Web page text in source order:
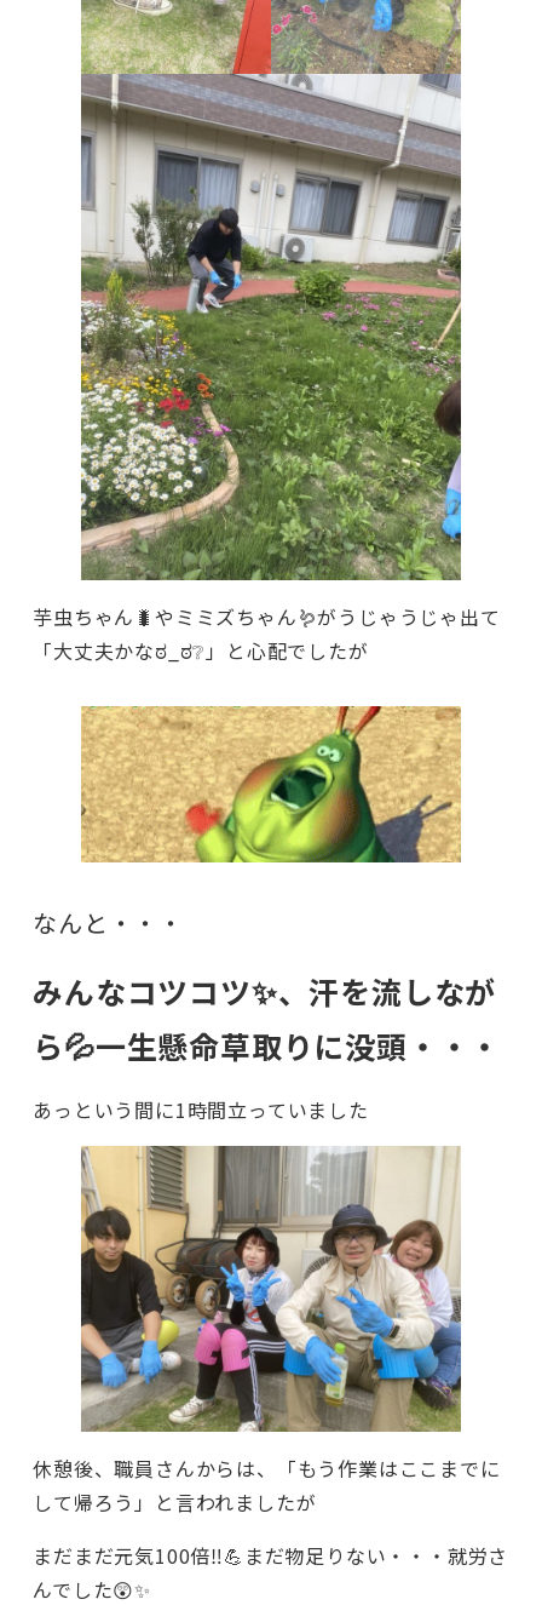
芋虫ちゃん🐛やミミズちゃん🪱がうじゃうじゃ出て
「大丈夫かなಠ_ಠ❔」と心配でしたが
なんと・・・
みんなコツコツ✨、汗を流しなが
ら💦一生懸命草取りに没頭・・・
あっという間に1時間立っていました
休憩後、職員さんからは、「もう作業はここまでに
して帰ろう」と言われましたが
まだまだ元気100倍‼️💪まだ物足りない・・・就労さ
んでした😲✨